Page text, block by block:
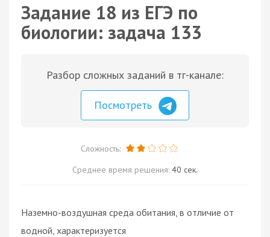
Задание 18 из ЕГЭ по
биологии: задача 133
Разбор сложных заданий в тг-канале:
Посмотреть
Сложность:
Среднее время решения: 40 сек.
Наземно-воздушная среда обитания, в отличие от
водной, характеризуется